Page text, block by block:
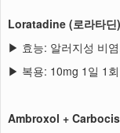
Loratadine (로라타딘)
▶ 효능: 알러지성 비
▶ 복용: 10mg 1일 1회
Ambroxol +